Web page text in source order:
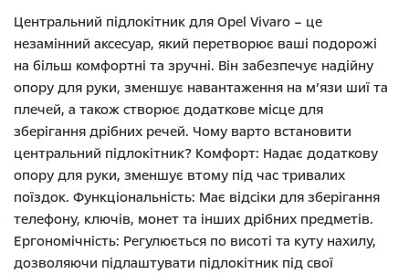
Центральний підлокітник для Opel Vivaro – це
незамінний аксесуар, який перетворює ваші подорожі
на більш комфортні та зручні. Він забезпечує надійну
опору для руки, зменшує навантаження на м’язи шиї та
плечей, а також створює додаткове місце для
зберігання дрібних речей. Чому варто встановити
центральний підлокітник? Комфорт: Надає додаткову
опору для руки, зменшує втому під час тривалих
поїздок. Функціональність: Має відсіки для зберігання
телефону, ключів, монет та інших дрібних предметів.
Ергономічність: Регулюється по висоті та куту нахилу,
дозволяючи підлаштувати підлокітник під свої